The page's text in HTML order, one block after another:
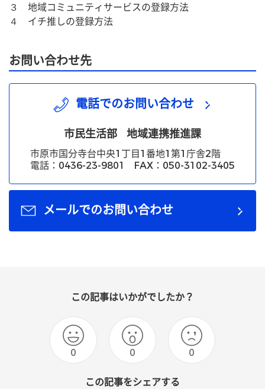
３　地域コミュニティサービスの登録方法
４　イチ推しの登録方法
お問い合わせ先
電話でのお問い合わせ
市民生活部 地域連携推進課
市原市国分寺台中央1丁目1番地1第1庁舎2階
電話：0436-23-9801 FAX：050-3102-3405
メールでのお問い合わせ
この記事はいかがでしたか？
0 0 0
この記事をシェアする